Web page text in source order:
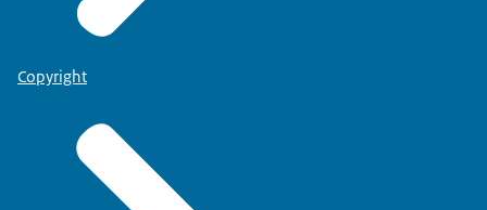
Copyright